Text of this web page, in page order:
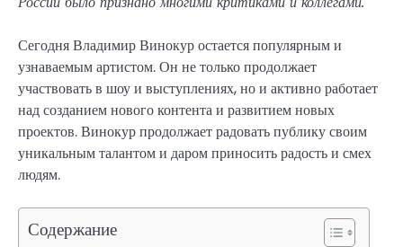
Сегодня Владимир Винокур остается популярным и
узнаваемым артистом. Он не только продолжает
участвовать в шоу и выступлениях, но и активно работает
над созданием нового контента и развитием новых
проектов. Винокур продолжает радовать публику своим
уникальным талантом и даром приносить радость и смех
людям.
Содержание